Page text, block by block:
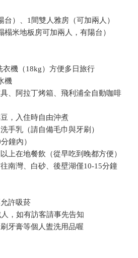
）、1間雙人雅房（可加兩人）
米地板房可加兩人，有陽台）
機（18kg）方便多日旅行
機
、阿拉丁烤箱、飛利浦全自動咖啡
，入住時自由沖煮
手乳（請自備毛巾與牙刷）
鐘內）
上在地餐飲（從早吃到晚都方便）
南灣、白砂、後壁湖僅10-15分鐘
許吸菸
，如有訪客請事先告知
牙膏等個人盥洗用品喔